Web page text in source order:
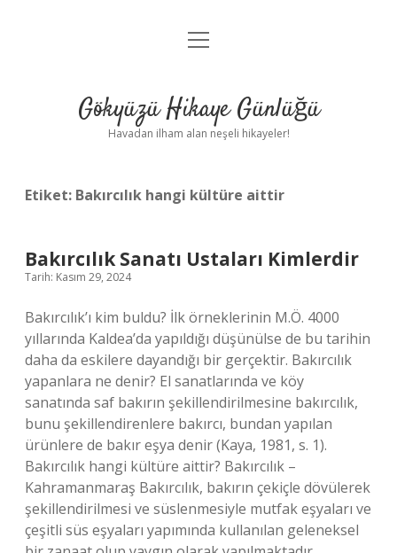
Anasayfa
Yasal Uyarı
menüyü
Gökyüzü Hikaye Günlüğü
Havadan ilham alan neşeli hikayeler!
Etiket: Bakırcılık hangi kültüre aittir
Bakırcılık Sanatı Ustaları Kimlerdir
Tarih: Kasım 29, 2024
Bakırcılık’ı kim buldu? İlk örneklerinin M.Ö. 4000
yıllarında Kaldea’da yapıldığı düşünülse de bu tarihin
daha da eskilere dayandığı bir gerçektir. Bakırcılık
yapanlara ne denir? El sanatlarında ve köy
sanatında saf bakırın şekillendirilmesine bakırcılık,
bunu şekillendirenlere bakırcı, bundan yapılan
ürünlere de bakır eşya denir (Kaya, 1981, s. 1).
Bakırcılık hangi kültüre aittir? Bakırcılık –
Kahramanmaraş Bakırcılık, bakırın çekiçle dövülerek
şekillendirilmesi ve süslenmesiyle mutfak eşyaları ve
çeşitli süs eşyaları yapımında kullanılan geleneksel